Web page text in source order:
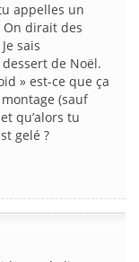
appelles un
On dirait des
sais
de Noël.
» est-ce que ça
(sauf
qu’alors tu
gelé ?